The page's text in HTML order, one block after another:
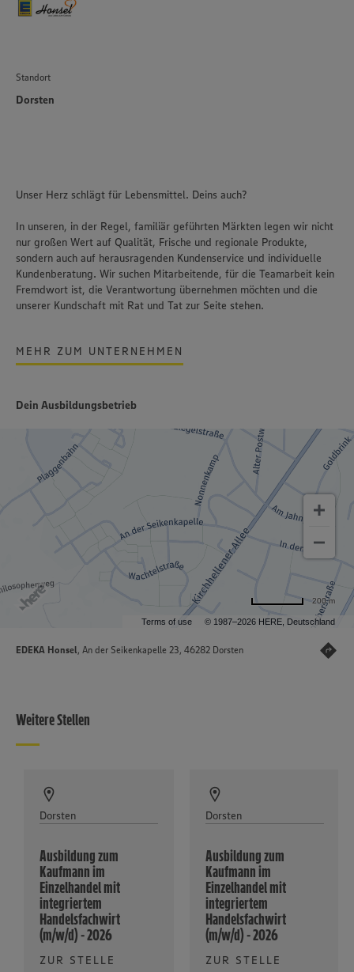
Standort
Dorsten
Unser Herz schlägt für Lebensmittel. Deins auch?
In unseren, in der Regel, familiär geführten Märkten legen wir nicht
nur großen Wert auf Qualität, Frische und regionale Produkte,
sondern auch auf herausragenden Kundenservice und individuelle
Kundenberatung. Wir suchen Mitarbeitende, für die Teamarbeit kein
Fremdwort ist, die Verantwortung übernehmen möchten und die
unserer Kundschaft mit Rat und Tat zur Seite stehen.
MEHR ZUM UNTERNEHMEN
Dein Ausbildungsbetrieb
Terms of use © 1987–2026 HERE, Deutschland
200 m
EDEKA Honsel, An der Seikenkapelle 23, 46282 Dorsten
Weitere Stellen
Dorsten
Ausbildung zum
Kaufmann im
Einzelhandel mit
integriertem
Handelsfachwirt
(m/w/d) - 2026
ZUR STELLE
Dorsten
Ausbildung zum
Kaufmann im
Einzelhandel mit
integriertem
Handelsfachwirt
(m/w/d) - 2026
ZUR STELLE